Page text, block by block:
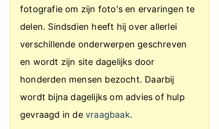
fotografie om zijn foto's en ervaringen te
delen. Sindsdien heeft hij over allerlei
verschillende onderwerpen geschreven
en wordt zijn site dagelijks door
honderden mensen bezocht. Daarbij
wordt bijna dagelijks om advies of hulp
gevraagd in de vraagbaak.